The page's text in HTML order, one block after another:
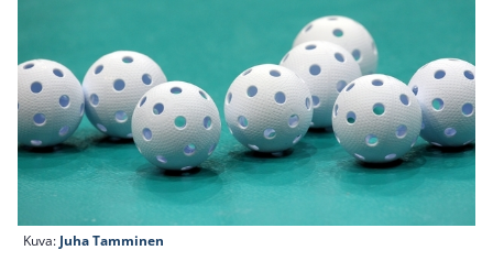
Kuva: Juha Tamminen